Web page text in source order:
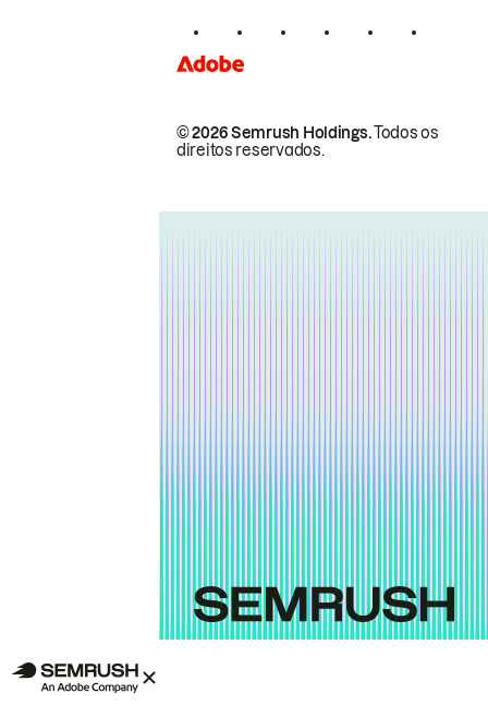
© 2026 Semrush Holdings.Todos os
direitos reservados.